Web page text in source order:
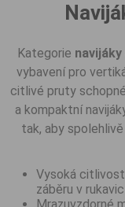
Kategorie
vybavení pro
citlivé pruty
a kompaktní
tak, aby
Vysoká
záběru v